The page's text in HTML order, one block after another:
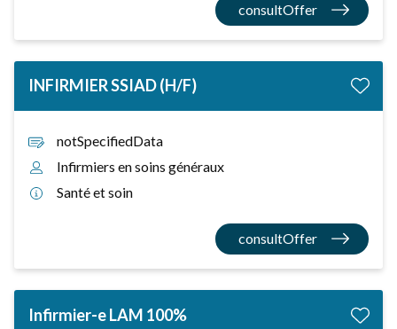
consultOffer
INFIRMIER SSIAD (H/F)
notSpecifiedData
Infirmiers en soins généraux
Santé et soin
consultOffer
Infirmier-e LAM 100%